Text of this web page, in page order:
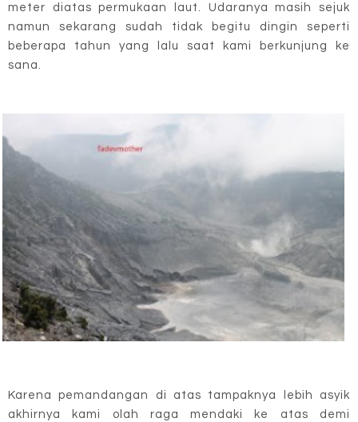
meter diatas permukaan laut. Udaranya masih sejuk
namun sekarang sudah tidak begitu dingin seperti
beberapa tahun yang lalu saat kami berkunjung ke
sana.
Karena pemandangan di atas tampaknya lebih asyik
akhirnya kami olah raga mendaki ke atas demi